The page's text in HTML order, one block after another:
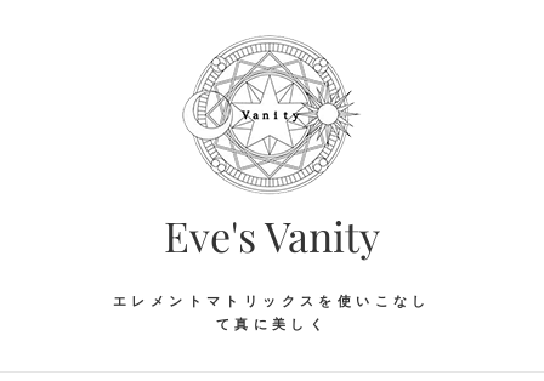
Eve's Vanity
エレメントマトリックスを使いこなし
て真に美しく